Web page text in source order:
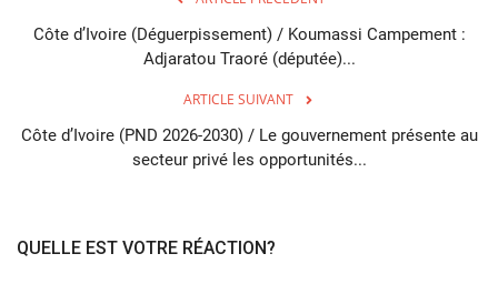
Côte d’Ivoire (Déguerpissement) / Koumassi Campement :
Adjaratou Traoré (députée)...
ARTICLE SUIVANT
Côte d’Ivoire (PND 2026-2030) / Le gouvernement présente au
secteur privé les opportunités...
QUELLE EST VOTRE RÉACTION?